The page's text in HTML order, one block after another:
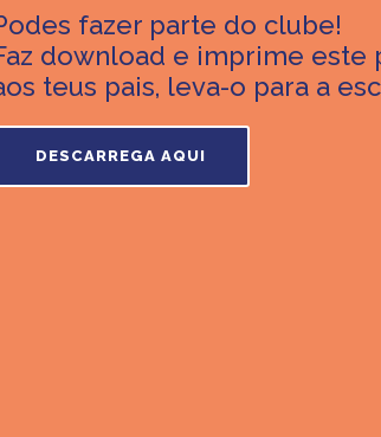
fazer parte do clube!
download e imprime
teus pais, leva-o para a
DESCARREGA AQUI